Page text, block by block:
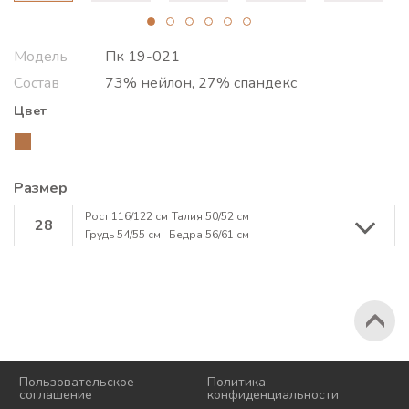
Модель
Пк 19-021
Состав
73% нейлон, 27% спандекс
Цвет
Размер
28
Рост 116/122 см Талия 50/52 см
Грудь 54/55 см
Бедра 56/61 см
Пользовательское
соглашение
Политика
конфиденциальности